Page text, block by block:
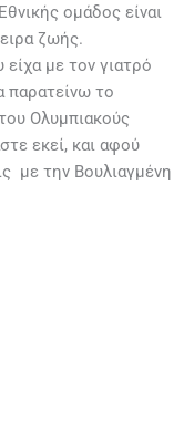
ομάδος είναι
ζωής.
με τον γιατρό
παρατείνω το
Ολυμπιακούς
εκεί, και αφού
με την Βουλιαγμένη